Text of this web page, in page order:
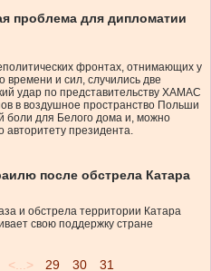
проблема для дипломатии
фронтах, отнимающих у
и сил, случились две
удар по представительству ХАМАС
в воздушное пространство Польши
боли для Белого дома и, можно
авторитету президента.
после обстрела Катара
и обстрела территории Катара
свою поддержку стране
<...> 29 30 31